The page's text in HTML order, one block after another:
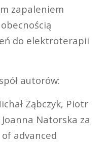
zapaleniem
do elektroterapii
autorów:
Ząbczyk, Piotr
Natorska za
advanced